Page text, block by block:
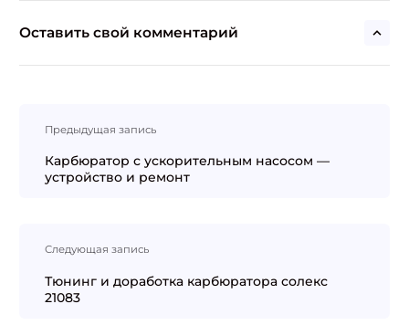
Оставить свой комментарий
записям
Предыдущая запись
Карбюратор с ускорительным насосом —
устройство и ремонт
Следующая запись
Тюнинг и доработка карбюратора солекс
21083